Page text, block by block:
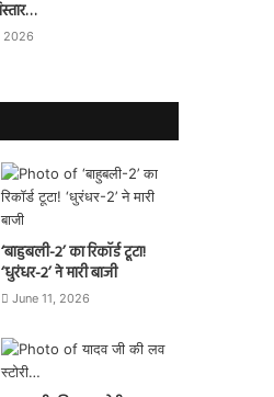
2026
‘बाहुबली-2’ का रिकॉर्ड टूटा!
‘धुरंधर-2’ ने मारी बाजी
June 11, 2026